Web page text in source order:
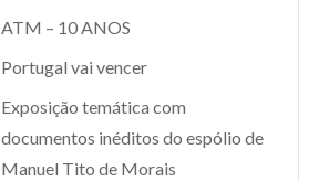
ATM – 10 ANOS
Portugal vai vencer
Exposição temática com
documentos inéditos do espólio de
Manuel Tito de Morais